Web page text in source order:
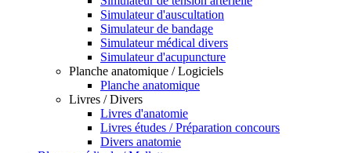
Simulateur d'auscultation
Simulateur de bandage
Simulateur médical divers
Simulateur d'acupuncture
Planche anatomique / Logiciels
Planche anatomique
Livres / Divers
Livres d'anatomie
Livres études / Préparation concours
Divers anatomie